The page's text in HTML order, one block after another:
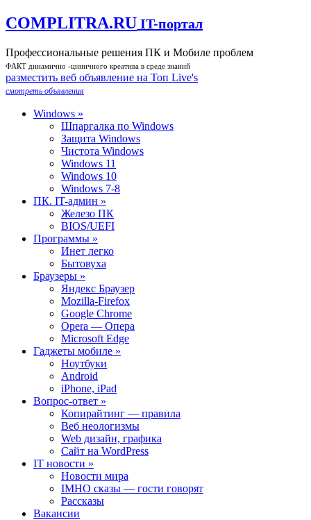
COMPLITRA.RU IT-портал
Профессиональные решения ПК и Мобиле проблем
ФАКТ динамично -циничного креатива в среде знаний
разместить веб объявление на Toп Live's
смотреть объявления
Windows »
Шпаргалка по Windows
Защита Windows
Чистота Windows
Windows 11
Windows 10
Windows 7-8
ПК. IT-админ »
Железо ПК
BIOS/UEFI
Программы »
Инет легко
Бытовуха
Браузеры »
Яндекс Браузер
Mozilla-Firefox
Google Chrome
Opera — Опера
Microsoft Edge
Гаджеты мобиле »
Ноутбуки
Android
iPhone, iPad
Вопрос-ответ »
Копирайтинг — правила
Веб неологизмы
Web дизайн, графика
Сайт на WordPress
IT новости »
Новости мира
IMHO сказы — гости говорят
Рассказы
Вакансии